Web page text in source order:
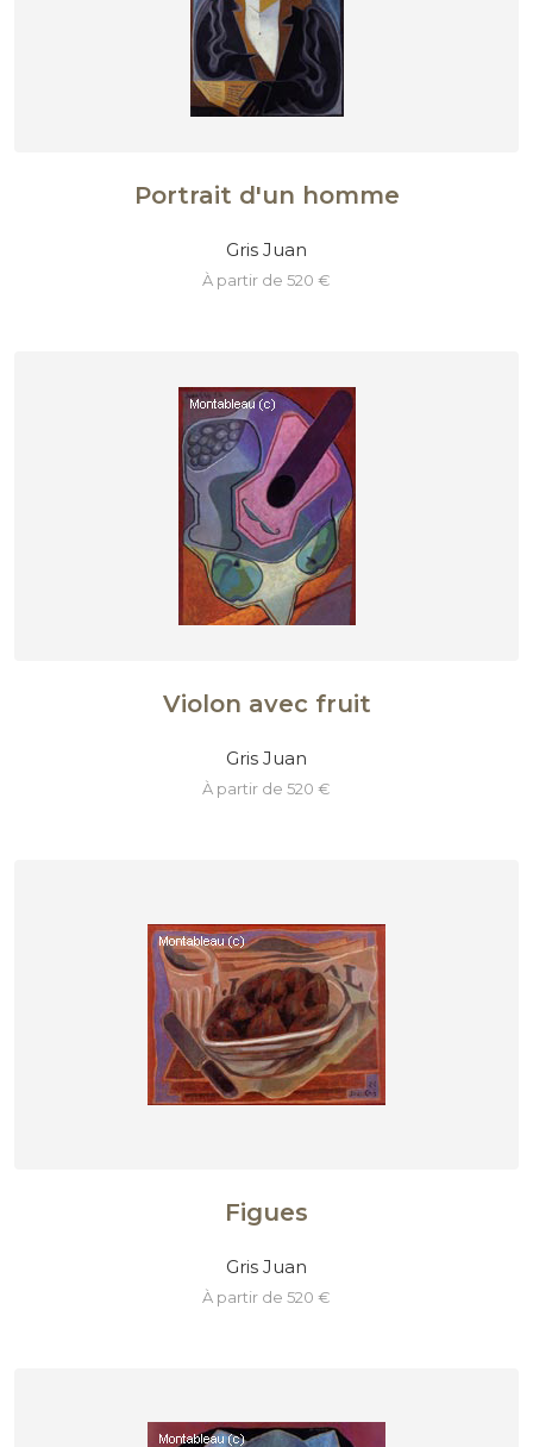
Portrait d'un homme
Gris Juan
à partir de 520 €
Violon avec fruit
Gris Juan
à partir de 520 €
Figues
Gris Juan
à partir de 520 €